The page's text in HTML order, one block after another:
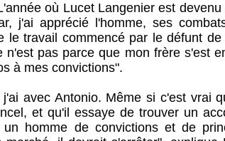
où Lucet Langenier est devenu
j'ai apprécié l'homme, ses
le travail commencé par le défunt de
pas parce que mon frère s'est
à mes convictions".
avec Antonio. Même si c'est vrai
et qu'il essaye de trouver un
homme de convictions et de